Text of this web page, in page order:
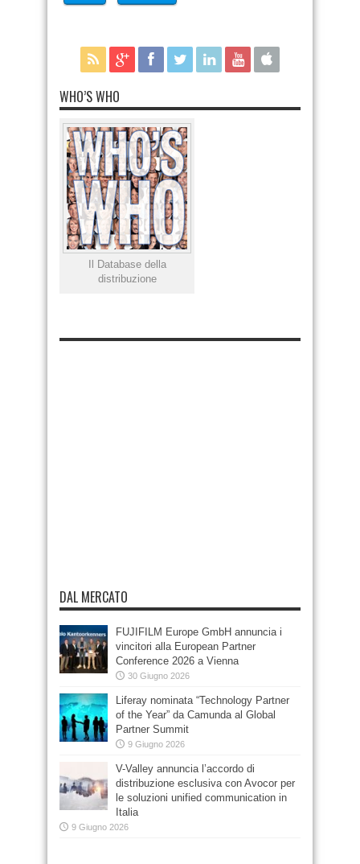
WHO’S WHO
Il Database della
distribuzione
DAL MERCATO
FUJIFILM Europe GmbH annuncia i
vincitori alla European Partner
Conference 2026 a Vienna
30 Giugno 2026
Liferay nominata “Technology Partner
of the Year” da Camunda al Global
Partner Summit
9 Giugno 2026
V-Valley annuncia l’accordo di
distribuzione esclusiva con Avocor per
le soluzioni unified communication in
Italia
9 Giugno 2026